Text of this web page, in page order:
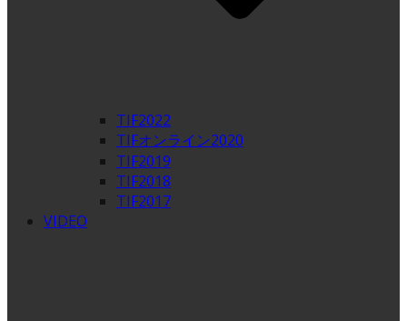
TIF2022
TIFオンライン2020
TIF2019
TIF2018
TIF2017
VIDEO